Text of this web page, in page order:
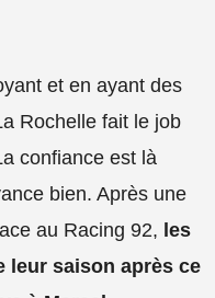
et en ayant des
Rochelle fait le job
confiance est là
bien. Après une
au Racing 92, les
leur saison après ce